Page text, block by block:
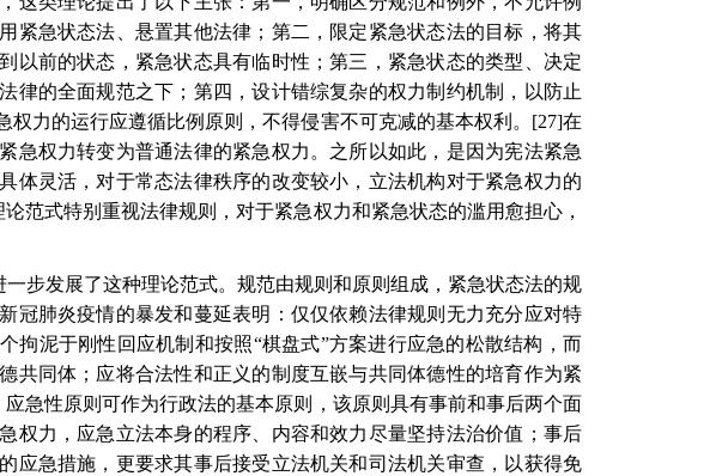
紧急状态法、悬置其他法律；第二，限定紧急状态法的目标，将其
以前的状态，紧急状态具有临时性；第三，紧急状态的类型、决定
律的全面规范之下；第四，设计错综复杂的权力制约机制，以防止
力的运行应遵循比例原则，不得侵害不可克减的基本权利。 [27]在
急权力转变为普通法律的紧急权力。之所以如此，是因为宪法紧急
体灵活，对于常态法律秩序的改变较小，立法机构对于紧急权力的
论范式特别重视法律规则，对于紧急权力和紧急状态的滥用愈担心，
步发展了这种理论范式。规范由规则和原则组成，紧急状态法的规
冠肺炎疫情的暴发和蔓延表明：仅仅依赖法律规则无力充分应对特
拘泥于刚性回应机制和按照“棋盘式”方案进行应急的松散结构，而
共同体；应将合法性和正义的制度互嵌与共同体德性的培育作为紧
应急性原则可作为行政法的基本原则，该原则具有事前和事后两个面
权力，应急立法本身的程序、内容和效力尽量坚持法治价值；事后
应急措施，更要求其事后接受立法机关和司法机关审查，以获得免